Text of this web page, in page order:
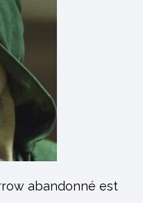
abandonné est